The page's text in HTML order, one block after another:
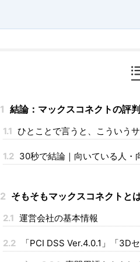
1 結論：マックスコネクトの評
1.1 ひとことで言うと、こういう
1.2 30秒で結論｜向いている人・
2 そもそもマックスコネクトと
2.1 運営会社の基本情報
2.2
「PCI DSS Ver.4.0.1」「3D